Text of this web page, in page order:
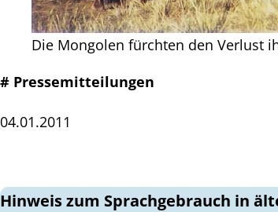
Die Mongolen fürchten den Verlust
# Pressemitteilungen
04.01.2011
Hinweis zum Sprachgebrauch in